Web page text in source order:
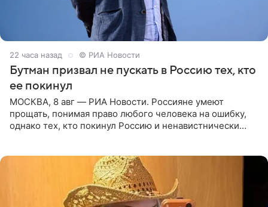
22 часа назад © РИА Новости
Бутман призвал не пускать в Россию тех, кто
ее покинул
МОСКВА, 8 авг — РИА Новости. Россияне умеют
прощать, понимая право любого человека на ошибку,
однако тех, кто покинул Россию и ненавистнически